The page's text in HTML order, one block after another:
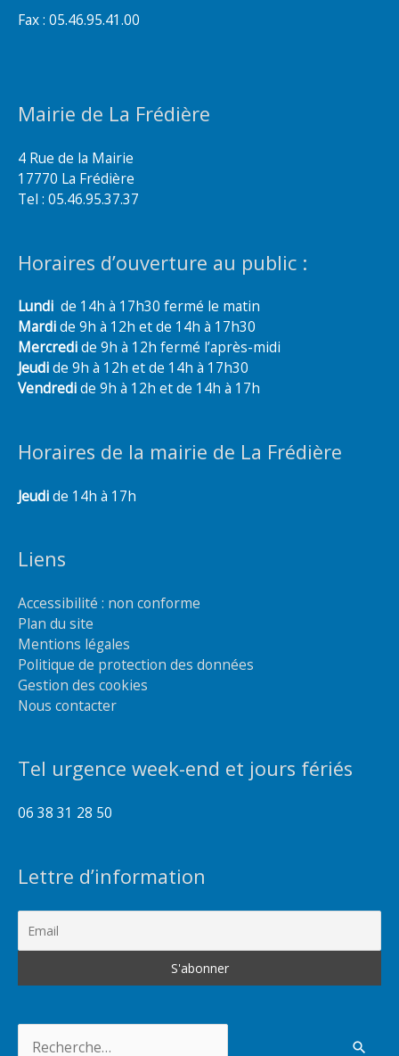
Fax : 05.46.95.41.00
Mairie de La Frédière
4 Rue de la Mairie
17770 La Frédière
Tel : 05.46.95.37.37
Horaires d’ouverture au public :
Lundi de 14h à 17h30 fermé le matin
Mardide 9h à 12h et de 14h à 17h30
Mercredide 9h à 12h fermé l’après-midi
Jeudide 9h à 12h et de 14h à 17h30
Vendredide 9h à 12h et de 14h à 17h
Horaires de la mairie de La Frédière
Jeudide 14h à 17h
Liens
Accessibilité : non conforme
Plan du site
Mentions légales
Politique de protection des données
Gestion des cookies
Nous contacter
Tel urgence week-end et jours fériés
06 38 31 28 50
Lettre d’information